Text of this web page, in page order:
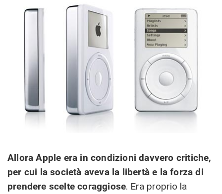
Allora Apple era in condizioni davvero critiche,
per cui la società aveva la libertà e la forza di
prendere scelte coraggiose. Era proprio la